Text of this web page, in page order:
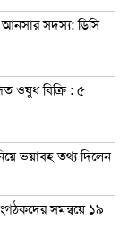
আনসার সদস্য: ডিসি
ওষুধ বিক্রি : ৫
ভয়াবহ তথ্য দিলেন
সমন্বয়ে ১৯